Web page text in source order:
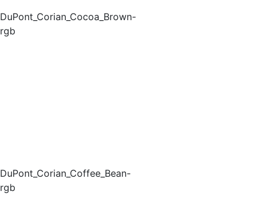
DuPont_Corian_Cocoa_Brown-
rgb
DuPont_Corian_Coffee_Bean-
rgb